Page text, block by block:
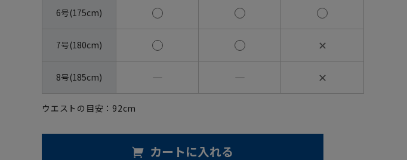
6号(175cm)
7号(180cm) ✕
8号(185cm) ― ― ✕
ウエストの目安： 92cm
カートに入れる